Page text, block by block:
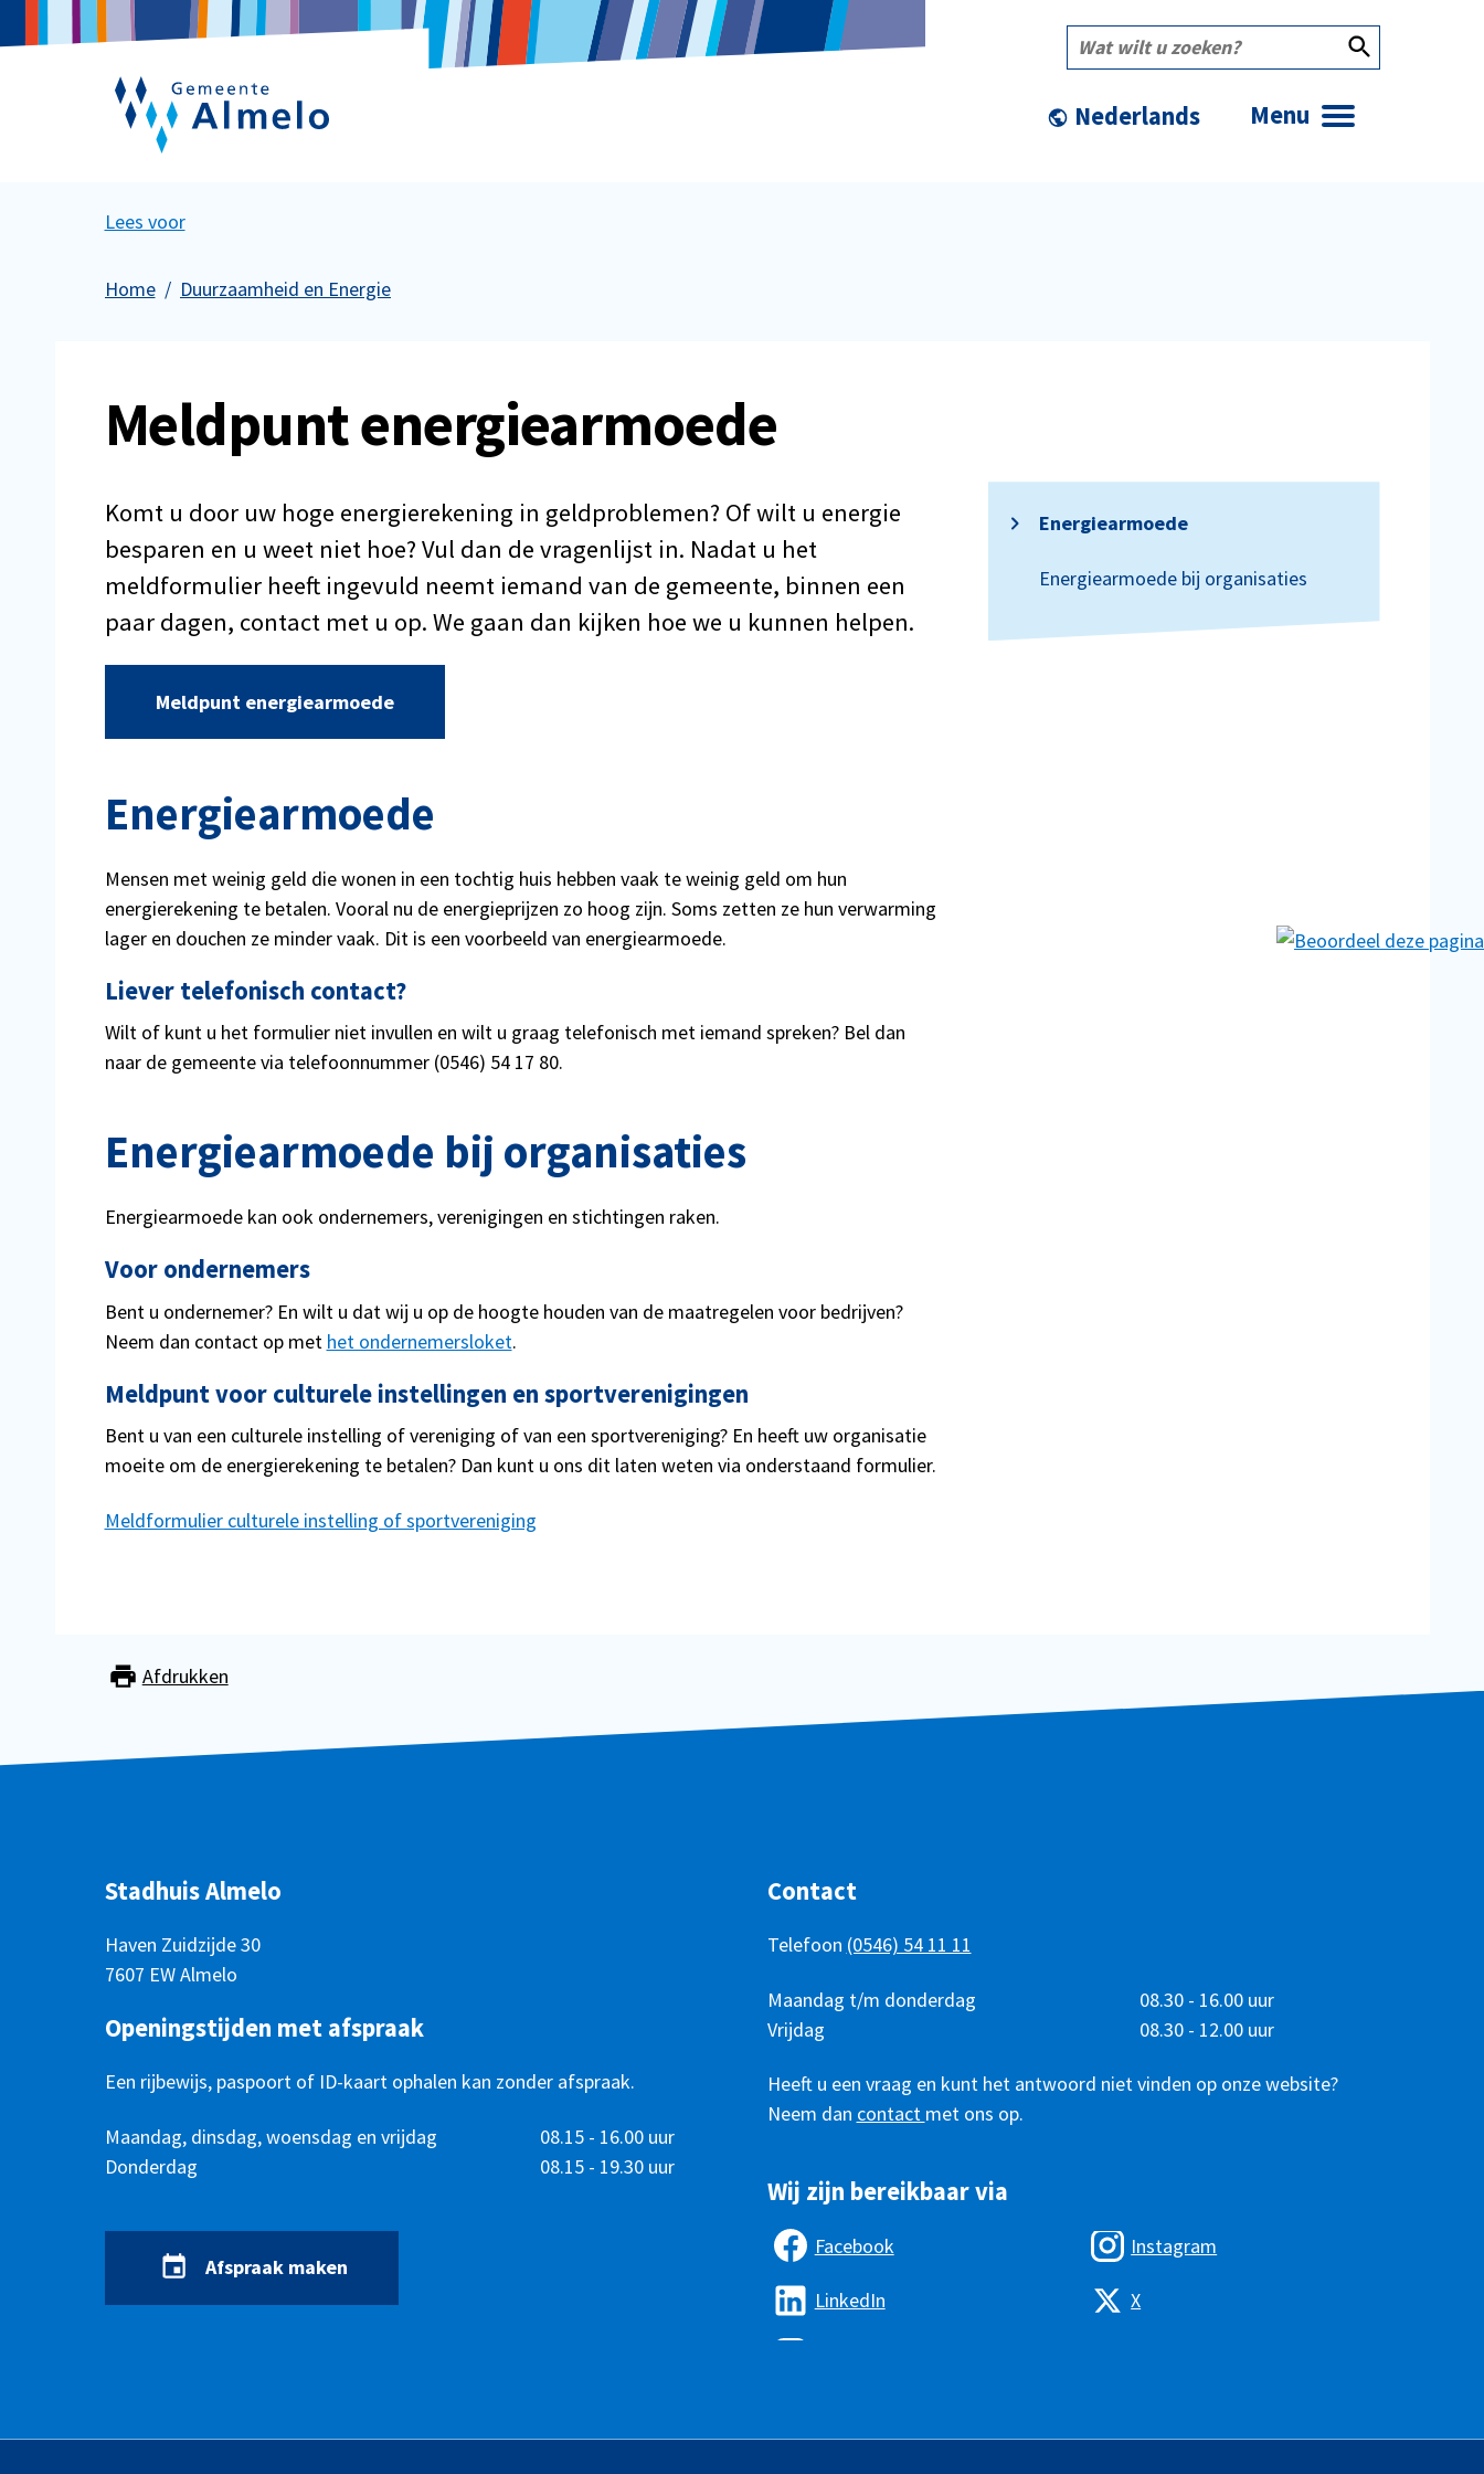
Menu
Wat
wilt
zoeken?
Lees voor
Home Duurzaamheid en Energie
Meldpunt energiearmoede
Energiearmoede
Energiearmoede bij organisaties
Komt u door uw hoge energierekening in geldproblemen? Of wilt u energie
besparen en u weet niet hoe? Vul dan de vragenlijst in. Nadat u het
meldformulier heeft ingevuld neemt iemand van de gemeente, binnen een
paar dagen, contact met u op. We gaan dan kijken hoe we u kunnen helpen.
Meldpunt energiearmoede
Energiearmoede
Mensen met weinig geld die wonen in een tochtig huis hebben vaak te weinig geld om hun
energierekening te betalen. Vooral nu de energieprijzen zo hoog zijn. Soms zetten ze hun verwarming
lager en douchen ze minder vaak. Dit is een voorbeeld van energiearmoede.
Liever telefonisch contact?
Wilt of kunt u het formulier niet invullen en wilt u graag telefonisch met iemand spreken? Bel dan
naar de gemeente via telefoonnummer (0546) 54 17 80.
Energiearmoede bij organisaties
Energiearmoede kan ook ondernemers, verenigingen en stichtingen raken.
Voor ondernemers
Bent u ondernemer? En wilt u dat wij u op de hoogte houden van de maatregelen voor bedrijven?
Neem dan contact op met het ondernemersloket.
Meldpunt voor culturele instellingen en sportverenigingen
Bent u van een culturele instelling of vereniging of van een sportvereniging? En heeft uw organisatie
moeite om de energierekening te betalen? Dan kunt u ons dit laten weten via onderstaand formulier.
Meldformulier culturele instelling of sportvereniging
Afdrukken
Stadhuis Almelo
Haven Zuidzijde 30
7607 EW Almelo
Openingstijden met afspraak
Een rijbewijs, paspoort of ID-kaart ophalen kan zonder afspraak.
Openingstijden
DagTijd
Maandag, dinsdag, woensdag en vrijdag
08.15 - 16.00 uur
Donderdag
08.15 - 19.30 uur
Afspraak maken
Contact
Telefoon (0546) 54 11 11
Telefonisch
bereikbaar
DagTijd
Maandag t/m donderdag
08.30 - 16.00 uur
Vrijdag
08.30 - 12.00 uur
Heeft u een vraag en kunt het antwoord niet vinden op onze website?
Neem dan contact met ons op.
Wij zijn bereikbaar via
Facebook
LinkedIn
Instagram
X